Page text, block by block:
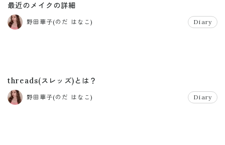
最近のメイクの詳細
野田華子(のだ はなこ) Diary
threads(スレッズ)とは？
野田華子(のだ はなこ) Diary